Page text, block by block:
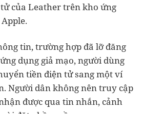
của Leather trên kho ứng
tin, trường hợp đã lỡ đăng
dụng giả mạo, người dùng
tiền điện tử sang một ví
Người dân không nên truy cập
được qua tin nhắn, cảnh